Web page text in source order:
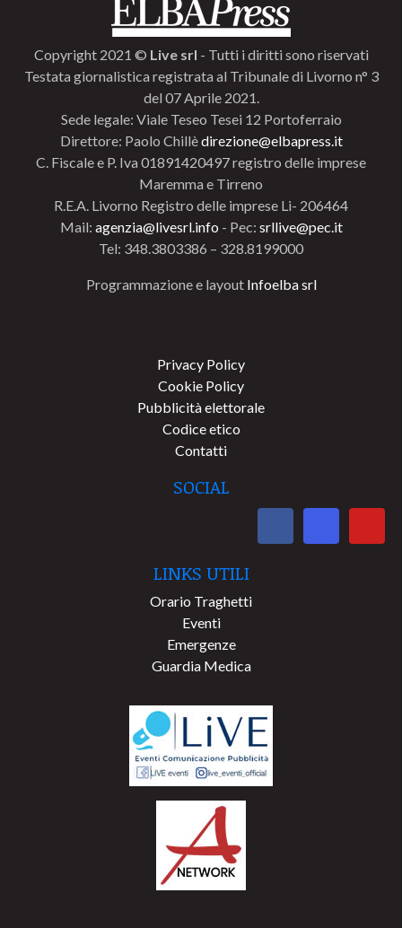
Copyright 2021 © Live srl - Tutti i diritti sono riservati
Testata giornalistica registrata al Tribunale di Livorno n° 3
del 07 Aprile 2021.
Sede legale: Viale Teseo Tesei 12 Portoferraio
Direttore: Paolo Chillèdirezione@elbapress.it
C. Fiscale e P. Iva 01891420497 registro delle imprese
Maremma e Tirreno
R.E.A. Livorno Registro delle imprese Li- 206464
Mail: agenzia@livesrl.info - Pec: srllive@pec.it
Tel: 348.3803386 – 328.8199000
Programmazione e layout Infoelba srl
Privacy Policy
Cookie Policy
Pubblicità elettorale
Codice etico
Contatti
SOCIAL
LINKS UTILI
Orario Traghetti
Eventi
Emergenze
Guardia Medica